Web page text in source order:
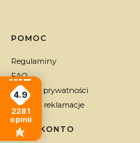
Linki w stopce
POMOC
Regulaminy
FAQ
Polityka prywatności
Zwroty i reklamacje
MOJE KONTO
4.9
2281
opinii